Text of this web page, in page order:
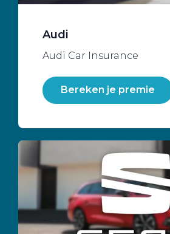
Audi
Audi Car Insurance
Bereken je premie